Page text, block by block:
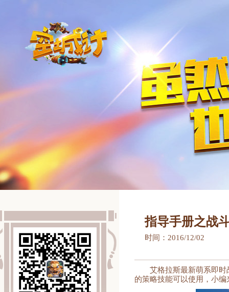
指导手册之战
时间：2016/12/02
艾格拉斯最新萌系即
的策略技能可以使用，小